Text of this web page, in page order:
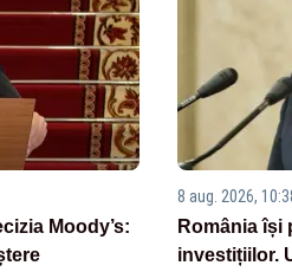
Moody’s:
8 aug. 2026,
România își
investițiilor.